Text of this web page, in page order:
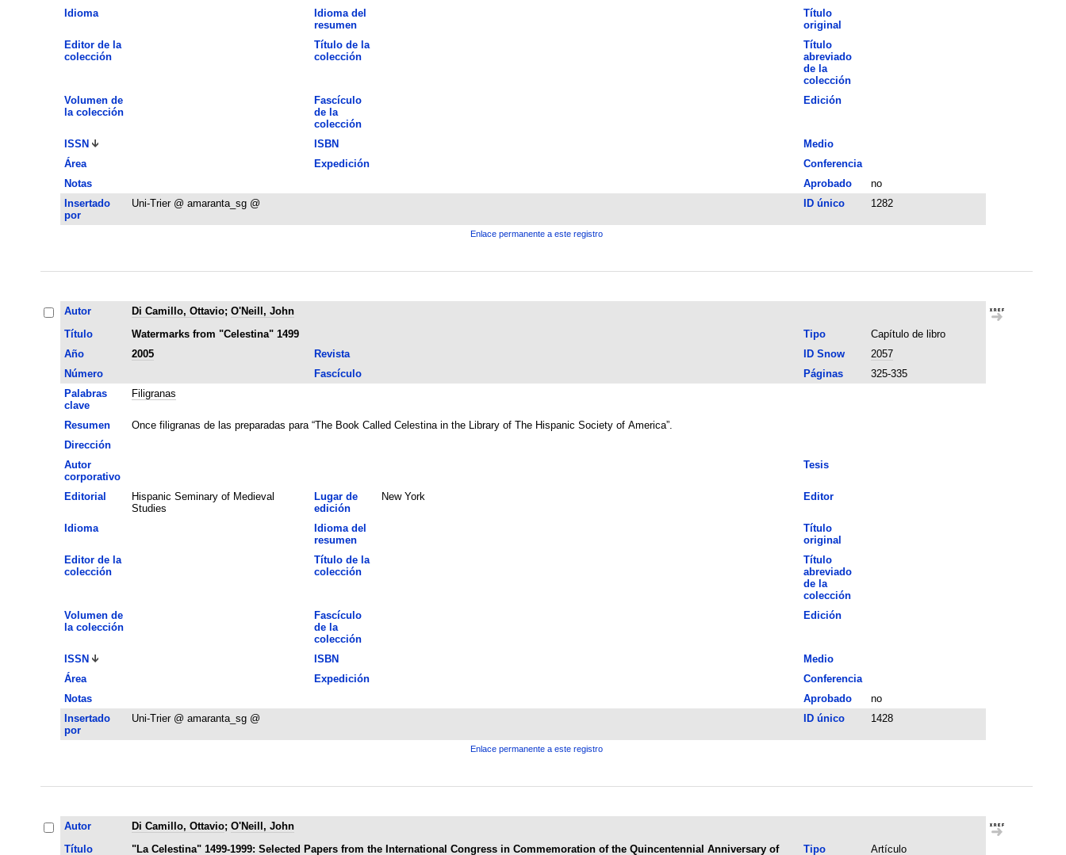
Idioma
Idioma del
resumen
Título
original
Editor de la
colección
Título de la
colección
Título
abreviado
de la
colección
Volumen de
la colección
Fascículo
de la
colección
Edición
ISSN ISBN
Medio
Área
Expedición
Conferencia
Notas
Aprobado
no
Insertado
por
Uni-Trier @ amaranta_sg @ ID único 1282
Enlace permanente a este registro
Autor Di Camillo, Ottavio; O'Neill, John
Título
Watermarks from "Celestina" 1499 Tipo
Capítulo de libro
Año
2005 Revista ID Snow
2057
Número
Fascículo Páginas
325-335
Palabras
clave
Filigranas
Resumen
Once filigranas de las preparadas para “The Book Called Celestina in the Library of The Hispanic Society of America”.
Dirección
Autor
corporativo
Tesis
Editorial
Hispanic Seminary of Medieval
Studies
Lugar de
edición
New York Editor
Idioma
Idioma del
resumen
Título
original
Editor de la
colección
Título de la
colección
Título
abreviado
de la
colección
Volumen de
la colección
Fascículo
de la
colección
Edición
ISSN ISBN
Medio
Área
Expedición
Conferencia
Notas
Aprobado
no
Insertado
por
Uni-Trier @ amaranta_sg @ ID único 1428
Enlace permanente a este registro
Autor Di Camillo, Ottavio; O'Neill, John
Título
"La Celestina" 1499-1999: Selected Papers from the International Congress in Commemoration of the Quincentennial Anniversary of
Tipo Artículo